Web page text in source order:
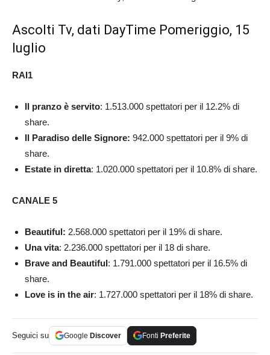
Ascolti Tv, dati DayTime Pomeriggio, 15
luglio
RAI1
Il pranzo è servito: 1.513.000 spettatori per il 12.2% di
share.
Il Paradiso delle Signore: 942.000 spettatori per il 9% di
share.
Estate in diretta: 1.020.000 spettatori per il 10.8% di share.
CANALE 5
Beautiful: 2.568.000 spettatori per il 19% di share.
Una vita: 2.236.000 spettatori per il 18 di share.
Brave and Beautiful: 1.791.000 spettatori per il 16.5% di
share.
Love is in the air: 1.727.000 spettatori per il 18% di share.
Seguici su Google Discover Fonti Preferite